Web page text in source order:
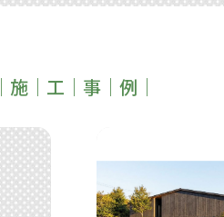
｜施｜工｜事｜例｜